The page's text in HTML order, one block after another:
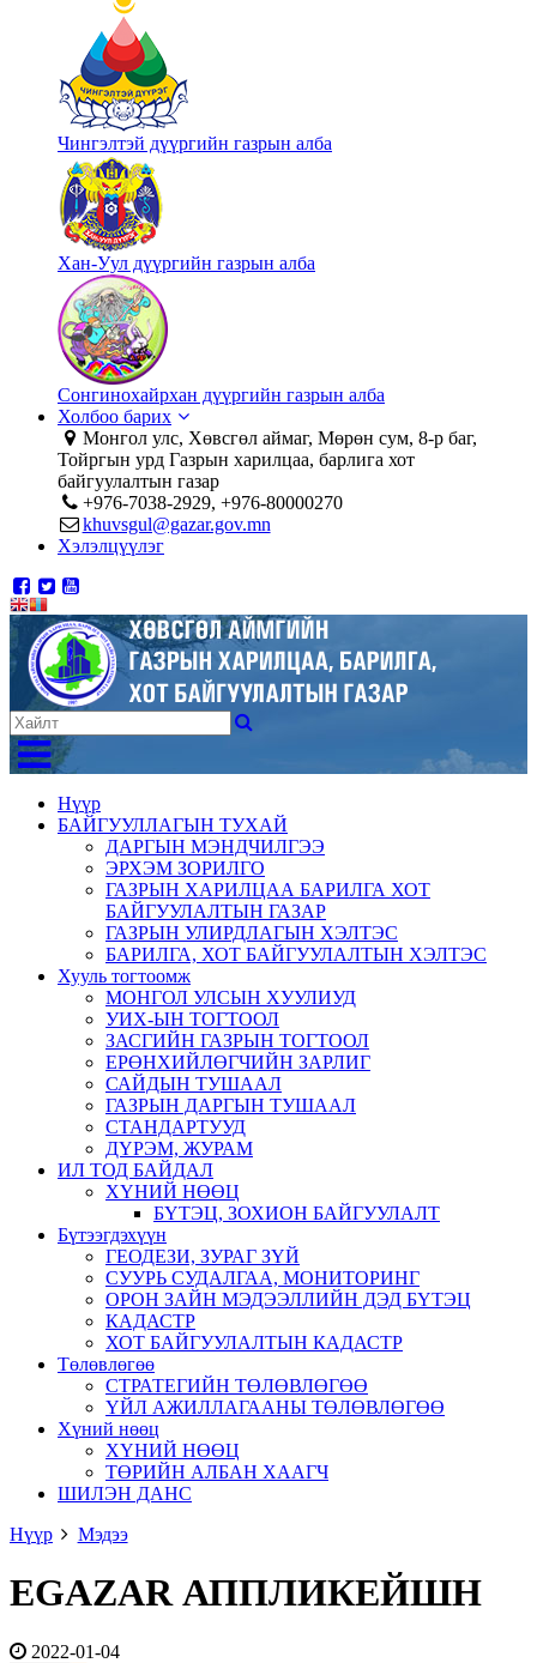
Чингэлтэй дүүргийн газрын алба
Хан-Уул дүүргийн газрын алба
Сонгинохайрхан дүүргийн газрын алба
Холбоо барих
Монгол улс, Хөвсгөл аймаг, Мөрөн сум, 8-р баг,
Тойргын урд Газрын харилцаа, барлига хот
байгуулалтын газар
+976-7038-2929, +976-80000270
khuvsgul@gazar.gov.mn
Хэлэлцүүлэг
Нүүр
БАЙГУУЛЛАГЫН ТУХАЙ
ДАРГЫН МЭНДЧИЛГЭЭ
ЭРХЭМ ЗОРИЛГО
ГАЗРЫН ХАРИЛЦАА БАРИЛГА ХОТ
БАЙГУУЛАЛТЫН ГАЗАР
ГАЗРЫН УЛИРДЛАГЫН ХЭЛТЭС
БАРИЛГА, ХОТ БАЙГУУЛАЛТЫН ХЭЛТЭС
Хууль тогтоомж
МОНГОЛ УЛСЫН ХУУЛИУД
УИХ-ЫН ТОГТООЛ
ЗАСГИЙН ГАЗРЫН ТОГТООЛ
ЕРӨНХИЙЛӨГЧИЙН ЗАРЛИГ
САЙДЫН ТУШААЛ
ГАЗРЫН ДАРГЫН ТУШААЛ
СТАНДАРТУУД
ДҮРЭМ, ЖУРАМ
ИЛ ТОД БАЙДАЛ
ХҮНИЙ НӨӨЦ
БҮТЭЦ, ЗОХИОН БАЙГУУЛАЛТ
Бүтээгдэхүүн
ГЕОДЕЗИ, ЗУРАГ ЗҮЙ
СУУРЬ СУДАЛГАА, МОНИТОРИНГ
ОРОН ЗАЙН МЭДЭЭЛЛИЙН ДЭД БҮТЭЦ
КАДАСТР
ХОТ БАЙГУУЛАЛТЫН КАДАСТР
Төлөвлөгөө
СТРАТЕГИЙН ТӨЛӨВЛӨГӨӨ
ҮЙЛ АЖИЛЛАГААНЫ ТӨЛӨВЛӨГӨӨ
Хүний нөөц
ХҮНИЙ НӨӨЦ
ТӨРИЙН АЛБАН ХААГЧ
ШИЛЭН ДАНС
Нүүр
Мэдээ
EGAZAR АППЛИКЕЙШН
2022-01-04